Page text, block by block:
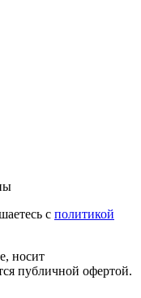
с политикой
носит
публичной офертой.